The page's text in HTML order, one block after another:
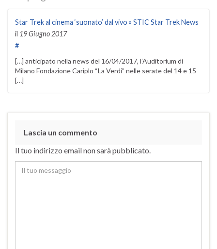
Star Trek al cinema ‘suonato’ dal vivo » STIC Star Trek News
il 19 Giugno 2017
#
[…] anticipato nella news del 16/04/2017, l’Auditorium di
Milano Fondazione Cariplo “La Verdi” nelle serate del 14 e 15
[…]
Lascia un commento
Il tuo indirizzo email non sarà pubblicato.